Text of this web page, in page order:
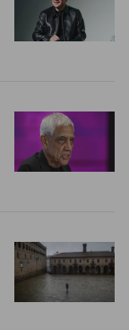
不佳归咎于新
于专注于拍摄续
会应该对电影公
迪士尼存在的